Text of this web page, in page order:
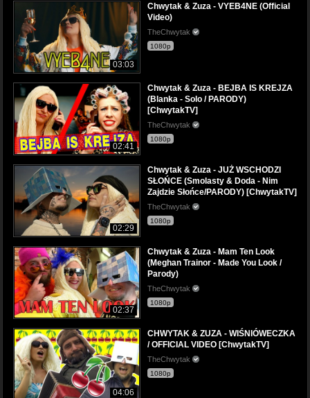
03:03
Chwytak & Zuza - VYEB4NE (Official
Video)
TheChwytak
1080p
02:41
Chwytak & Zuza - BEJBA IS KREJZA
(Blanka - Solo / PARODY)
[ChwytakTV]
TheChwytak
1080p
02:29
Chwytak & Zuza - JUŻ WSCHODZI
SŁOŃCE (Smolasty & Doda - Nim
Zajdzie Słońce/PARODY) [ChwytakTV]
TheChwytak
1080p
02:37
Chwytak & Zuza - Mam Ten Look
(Meghan Trainor - Made You Look /
Parody)
TheChwytak
1080p
04:06
CHWYTAK & ZUZA - WIŚNIÓWECZKA
/ OFFICIAL VIDEO [ChwytakTV]
TheChwytak
1080p